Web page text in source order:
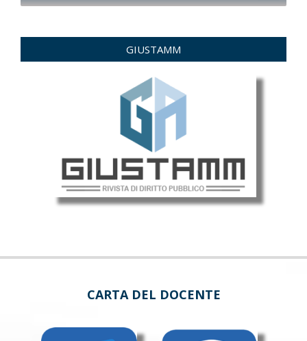
GIUSTAMM
CARTA DEL DOCENTE